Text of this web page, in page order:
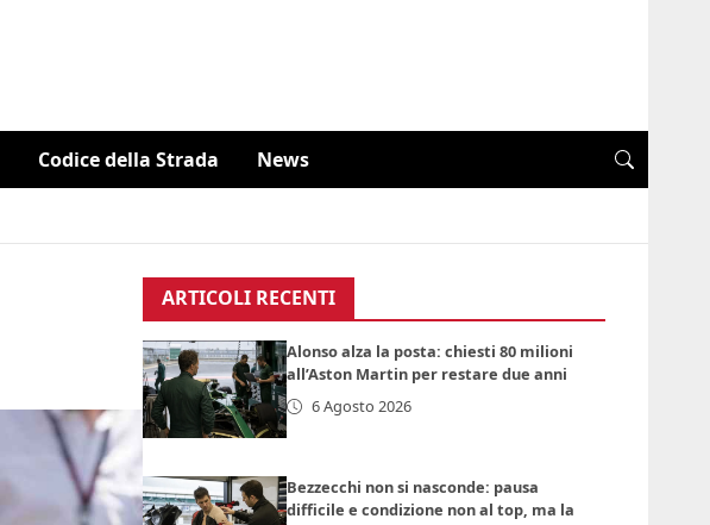
Codice della Strada News
ARTICOLI RECENTI
Alonso alza la posta: chiesti 80 milioni
all’Aston Martin per restare due anni
6 Agosto 2026
Bezzecchi non si nasconde: pausa
difficile e condizione non al top, ma la